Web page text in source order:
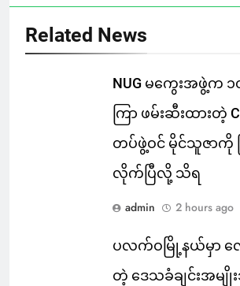
Related News
NUG မကွေးအဖွဲ့က
ကြာ ဖမ်းဆီးထားတဲ့
တပ်ဖွဲ့ဝင် မိုင်သူဇာကို
လိုက်ပြီလို့ သိရ
admin 2 hours ago
ပလက်ဝမြို့နယ်မှာ
တဲ့ ဒေသခံချင်းအမျို